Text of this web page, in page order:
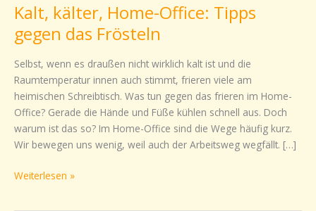
Kalt, kälter, Home-Office: Tipps
gegen das Frösteln
Selbst, wenn es draußen nicht wirklich kalt ist und die
Raumtemperatur innen auch stimmt, frieren viele am
heimischen Schreibtisch. Was tun gegen das frieren im Home-
Office? Gerade die Hände und Füße kühlen schnell aus. Doch
warum ist das so? Im Home-Office sind die Wege häufig kurz.
Wir bewegen uns wenig, weil auch der Arbeitsweg wegfällt. […]
Home-
Tipps
gegen
das
Frösteln
Weiterlesen »